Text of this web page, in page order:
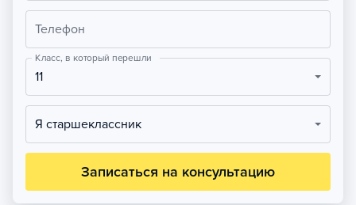
Телефон
Класс, в который перешли
11
Я старшеклассник
Записаться на консультацию